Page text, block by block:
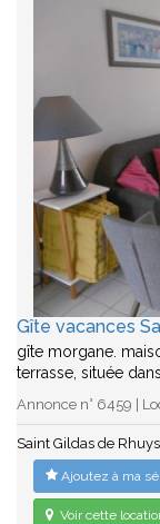
Gîte vacances
gîte morgane.
terrasse, située
Annonce n° 6459 |
Saint Gildas de Rhuys
Ajoutez à ma
Voir cette